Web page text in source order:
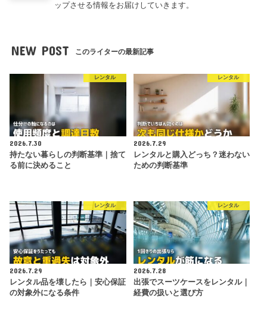
ップさせる情報をお届けしていきます。
NEW POST このライターの最新記事
レンタル
2026.7.30
持たない暮らしの判断基準｜捨て
る前に決めること
レンタル
2026.7.29
レンタルと購入どっち？迷わない
ための判断基準
レンタル
2026.7.29
レンタル品を壊したら｜安心保証
の対象外になる条件
レンタル
2026.7.28
出張でスーツケースをレンタル｜
経費の扱いと選び方